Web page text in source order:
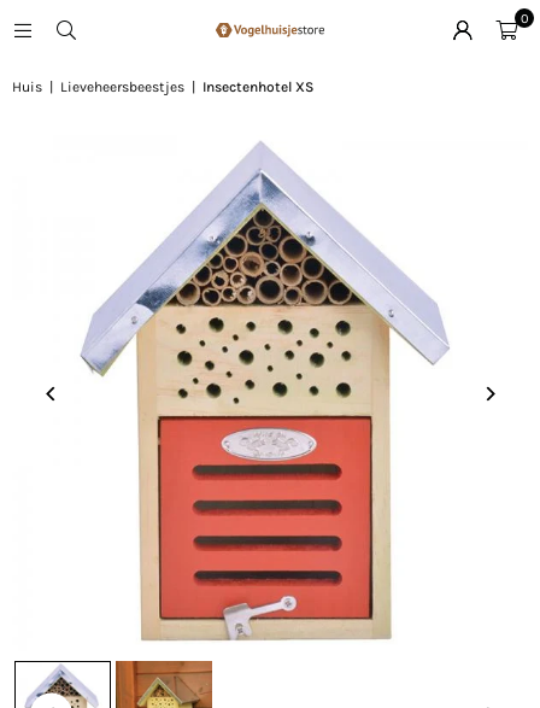
0
Huis Lieveheersbeestjes Insectenhotel XS